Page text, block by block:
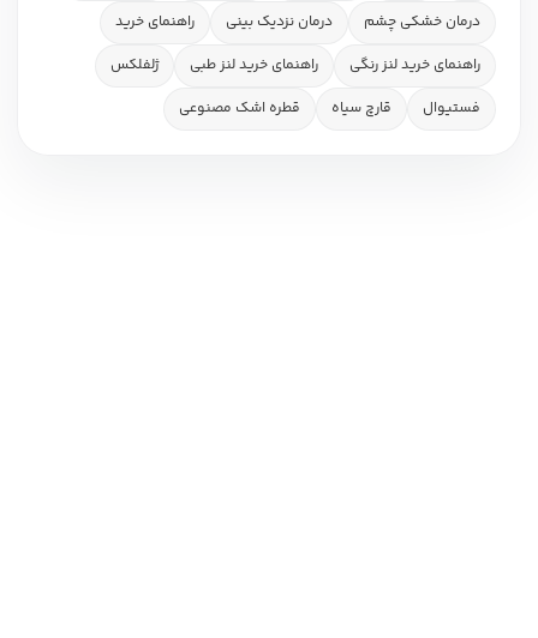
درمان خشکی چشم
درمان نزدیک بینی
راهنمای خرید
راهنمای خرید لنز رنگی
راهنمای خرید لنز طبی
ژلفلکس
فستیوال
قارچ سیاه قطره اشک مصنوعی